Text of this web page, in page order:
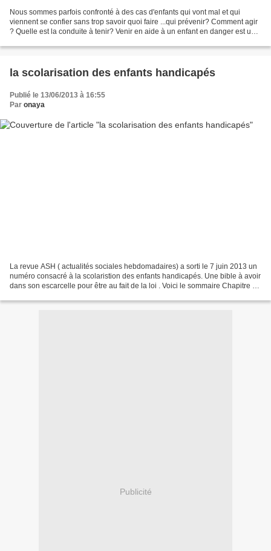
Nous sommes parfois confronté à des cas d'enfants qui vont mal et qui
viennent se confier sans trop savoir quoi faire ...qui prévenir? Comment agir
? Quelle est la conduite à tenir? Venir en aide à un enfant en danger est une
la scolarisation des enfants handicapés
Publié le 13/06/2013 à 16:55
Par onaya
La revue ASH ( actualités sociales hebdomadaires) a sorti le 7 juin 2013 un
numéro consacré à la scolaristion des enfants handicapés. Une bible à avoir
dans son escarcelle pour être au fait de la loi . Voici le sommaire Chapitre 1 :
Publicité